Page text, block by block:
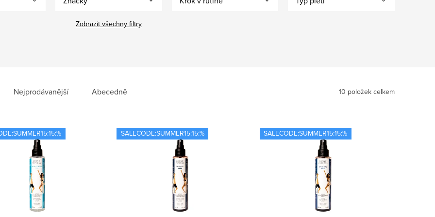
Zobrazit všechny filtry
Nejprodávanější Abecedně 10 položek celkem
SALECODE:SUMMER15:15:% SALECODE:SUMMER15:15:%